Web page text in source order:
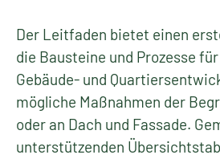
Der Leitfaden bietet einen
die Bausteine und Prozesse
Gebäude- und
mögliche Maßnahmen der
oder an Dach und Fassade.
unterstützenden